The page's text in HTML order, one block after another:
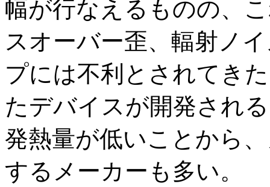
幅が行なえるものの、
スオーバー歪、輻射ノ
プには不利とされてき
たデバイスが開発され
発熱量が低いことから
するメーカーも多い。